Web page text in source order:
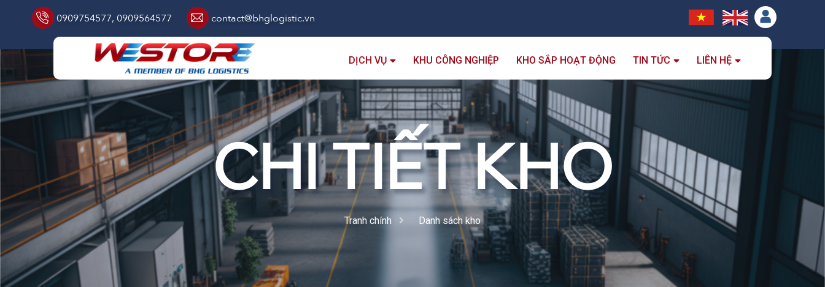
0909754577, 0909564577 contact@bhglogistic.vn
DỊCH VỤ KHU CÔNG NGHIỆP KHO SẮP HOẠT ĐỘNG TIN TỨC LIÊN HỆ
CHI TIẾT KHO
Tranh chính Danh sách kho